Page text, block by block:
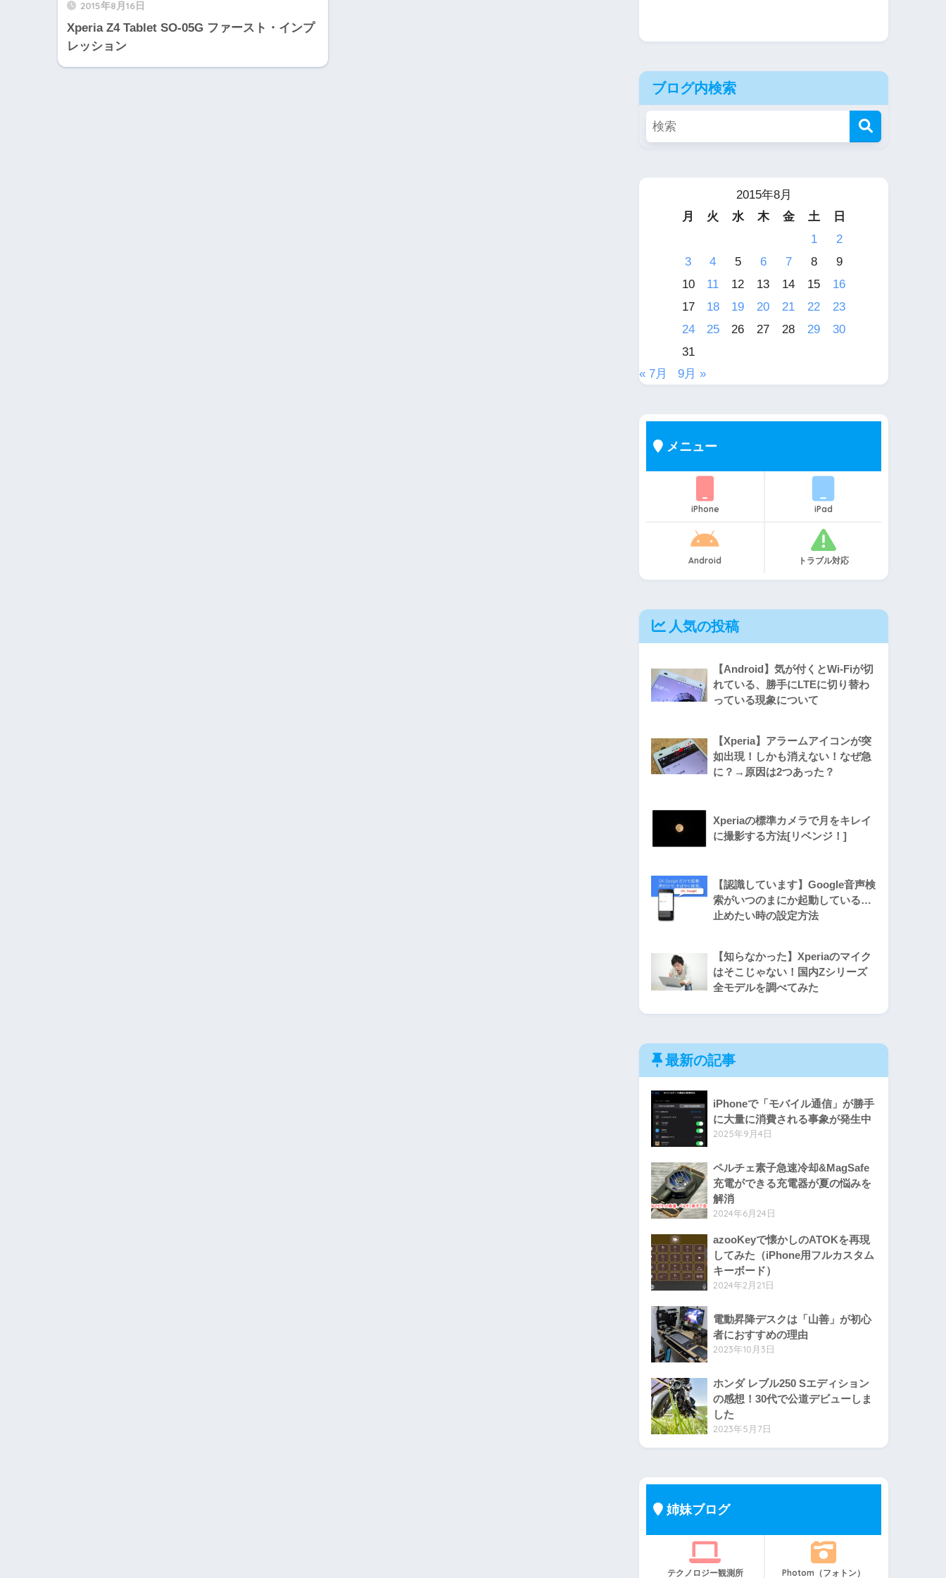
2015年8月16日
Xperia Z4 Tablet SO-05G ファースト・インプ
レッション
ブログ内検索
2015年8月
月
火 水 木 金 土
日
1
2
3
4 5 6 7 8
9
10
11 12 13 14 15
16
17
18 19 20 21 22
23
24
25 26 27 28 29
30
31
« 7月
9月 »
メニュー
iPhone iPad
Android トラブル対応
人気の投稿
【Android】気が付くとWi-Fiが切
れている、勝手にLTEに切り替わ
っている現象について
【Xperia】アラームアイコンが突
如出現！しかも消えない！なぜ急
に？→原因は2つあった？
Xperiaの標準カメラで月をキレイ
に撮影する方法[リベンジ！]
【認識しています】Google音声検
索がいつのまにか起動している…
止めたい時の設定方法
【知らなかった】Xperiaのマイク
はそこじゃない！国内Zシリーズ
全モデルを調べてみた
最新の記事
iPhoneで「モバイル通信」が勝手
に大量に消費される事象が発生中
2025年9月4日
ペルチェ素子急速冷却&MagSafe
充電ができる充電器が夏の悩みを
解消
2024年6月24日
azooKeyで懐かしのATOKを再現
してみた（iPhone用フルカスタム
キーボード）
2024年2月21日
電動昇降デスクは「山善」が初心
者におすすめの理由
2023年10月3日
ホンダ レブル250 Sエディション
の感想！30代で公道デビューしま
した
2023年5月7日
姉妹ブログ
テクノロジー観測所 Photom（フォトン）